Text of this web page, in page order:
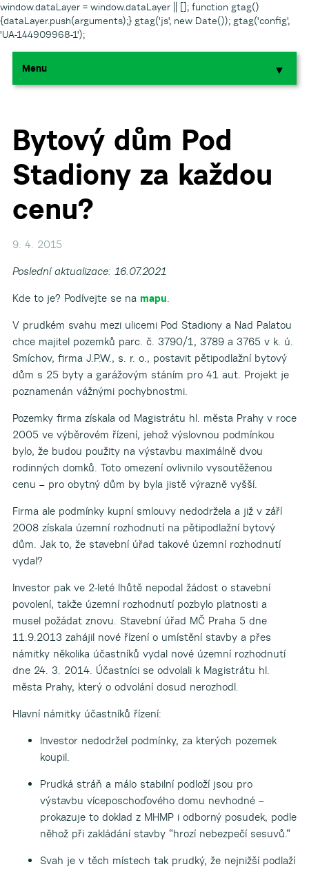
window.dataLayer = window.dataLayer || []; function gtag()
{dataLayer.push(arguments);} gtag('js', new Date()); gtag('config',
'UA-144909968-1');
Menu ▼
▼
Bytový dům Pod
Stadiony za každou
cenu?
9. 4. 2015
Poslední aktualizace: 16.07.2021
Kde to je? Podívejte se na mapu.
V prudkém svahu mezi ulicemi Pod Stadiony a Nad Palatou
chce majitel pozemků parc. č. 3790/1, 3789 a 3765 v k. ú.
Smíchov, firma J.P.W., s. r. o., postavit pětipodlažní bytový
dům s 25 byty a garážovým stáním pro 41 aut. Projekt je
poznamenán vážnými pochybnostmi.
Pozemky firma získala od Magistrátu hl. města Prahy v roce
2005 ve výběrovém řízení, jehož výslovnou podmínkou
bylo, že budou použity na výstavbu maximálně dvou
rodinných domků. Toto omezení ovlivnilo vysoutěženou
cenu – pro obytný dům by byla jistě výrazně vyšší.
Firma ale podmínky kupní smlouvy nedodržela a již v září
2008 získala územní rozhodnutí na pětipodlažní bytový
dům. Jak to, že stavební úřad takové územní rozhodnutí
vydal?
Investor pak ve 2-leté lhůtě nepodal žádost o stavební
povolení, takže územní rozhodnutí pozbylo platnosti a
musel požádat znovu. Stavební úřad MČ Praha 5 dne
11.9.2013 zahájil nové řízení o umístění stavby a přes
námitky několika účastníků vydal nové územní rozhodnutí
dne 24. 3. 2014. Účastníci se odvolali k Magistrátu hl.
města Prahy, který o odvolání dosud nerozhodl.
Hlavní námitky účastníků řízení:
Investor nedodržel podmínky, za kterých pozemek
koupil.
Prudká stráň a málo stabilní podloží jsou pro
výstavbu víceposchoďového domu nevhodné –
prokazuje to doklad z MHMP i odborný posudek, podle
něhož při zakládání stavby “hrozí nebezpečí sesuvů.“
Svah je v těch místech tak prudký, že nejnižší podlaží